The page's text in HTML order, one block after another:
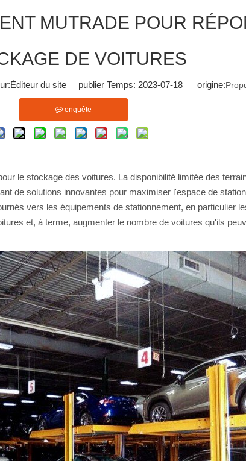
MUTRADE POUR
DE VOITURES
du site publier Temps: 2023-07-18 origine:
enquête
le stockage des voitures. La disponibilité limitée des
de solutions innovantes pour maximiser l'espace de
vers les équipements de stationnement, en particulier
et, à terme, augmenter le nombre de voitures qu'ils